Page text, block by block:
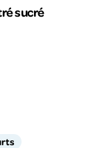
sucré